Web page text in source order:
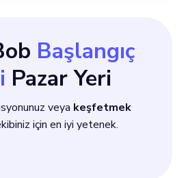
Başlangıç
Pazar Yeri
veya keşfetmek
için en iyi yetenek.